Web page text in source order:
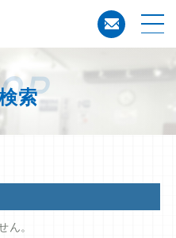
コイン
索
ん。